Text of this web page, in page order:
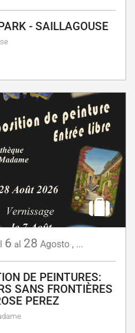
- SAILLAGOUSE
6 al 28 Agosto, ...
DE PEINTURES:
SANS FRONTIÈRES
PEREZ